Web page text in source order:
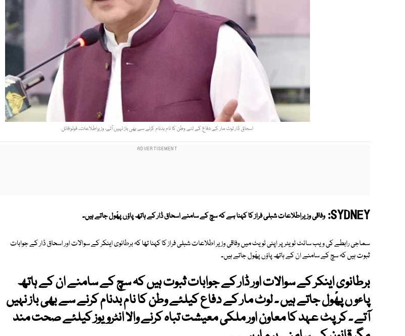
اسحاق ڈار لوٹ مار کے دفاع کے لئے وطن کا نام بدنام کرنے سے بھی باز نہیں آتے، وزیراطلاعات۔ فوٹو:فائل
SYDNEY: وفاقی وزیراطلاعات شبلی فراز کا کہنا ہے کہ سچ کے سامنے اسحاق ڈار کے ہاتھ پاؤں پھْول جاتے ہیں۔
سماجی رابطے کی ویب سائٹ ٹویٹر پر اپنی ٹویٹ میں وفاقی وزیر اطلاعات شبلی فراز کا کہنا تھا کہ برطانوی اینکر کے سوالات اور اسحاق ڈار کے جوابات
ثبوت ہیں کہ سچ کے سامنے ان کے ہاتھ پاؤں پھْول جاتے ہیں۔
برطانوی اینکر کے سوالات اور ڈار کے جوابات ثبوت ہیں کہ سچ کے سامنے ان کے ہاتھ
پاءو ں پھْول جاتے ہیں ۔ لوٹ مار کے دفاع کیلئے وطن کا نام بدنام کرنے سے بھی باز نہیں
آتے ۔ کرپٹ عہد کا معاون اور ملکی معیشت تباہ کرنے والا انٹرویوز کیلئے صحت مند